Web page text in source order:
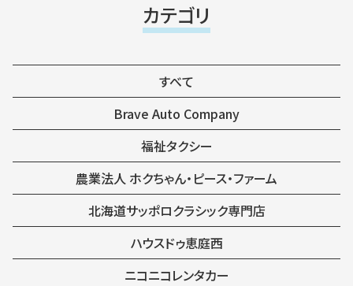
カテゴリ
すべて
Brave Auto Company
福祉タクシー
農業法人 ホクちゃん・ピース・ファーム
北海道サッポロクラシック専門店
ハウスドゥ恵庭西
ニコニコレンタカー